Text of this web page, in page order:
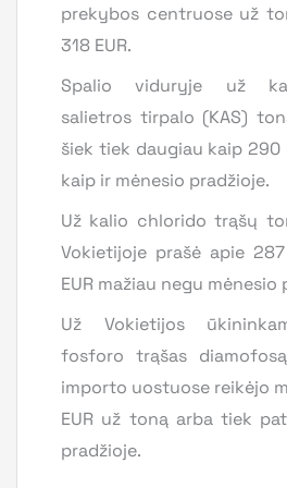
prekybos centruose už
318 EUR.
Spalio viduryje už
salietros tirpalo (KAS)
šiek tiek daugiau kaip 290
kaip ir mėnesio pradžioje.
Už kalio chlorido trąšų
Vokietijoje prašė apie
EUR mažiau negu mėnesio
Už Vokietijos
fosforo trąšas
importo uostuose reikėjo
EUR už toną arba tiek
pradžioje.